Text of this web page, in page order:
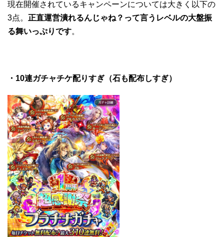
現在開催されているキャンペーンについては大きく以下の
3点。 正直運営潰れるんじゃね？って言うレベルの大盤振
る舞いっぷりです。
・10連ガチャチケ配りすぎ（石も配布しすぎ）